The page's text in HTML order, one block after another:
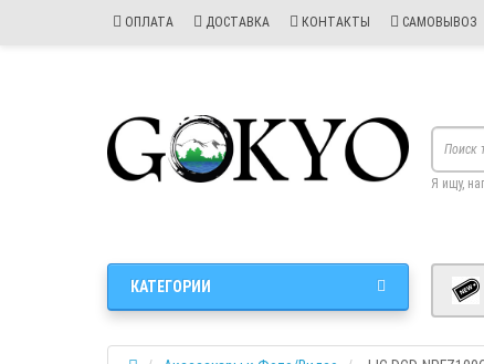
ОПЛАТА ДОСТАВКА КОНТАКТЫ САМОВЫВОЗ
Я ищу,
КАТЕГОРИИ